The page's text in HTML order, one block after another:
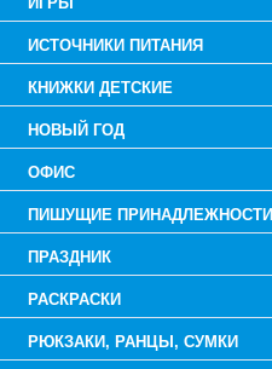
ИСТОЧНИКИ ПИТАНИЯ
КНИЖКИ ДЕТСКИЕ
НОВЫЙ ГОД
ОФИС
ПИШУЩИЕ ПРИНАДЛЕЖНОСТИ
ПРАЗДНИК
РАСКРАСКИ
РЮКЗАКИ, РАНЦЫ, СУМКИ